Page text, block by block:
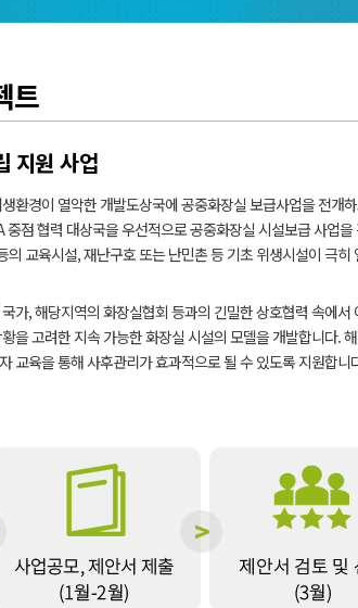
트
지원 사업
환경이 열악한 개발도상국에 공중화장실 보급사업을 전개
점 협력 대상국을 우선적으로 공중화장실 시설보급 사업
교육시설, 재난구호 또는 난민촌 등 기초 위생시설이 극
가, 해당지역의 화장실협회 등과의 긴밀한 상호협력 속에
을 고려한 지속 가능한 화장실 시설의 모델을 개발합니다.
교육을 통해 사후관리가 효과적으로 될 수 있도록 지원합니